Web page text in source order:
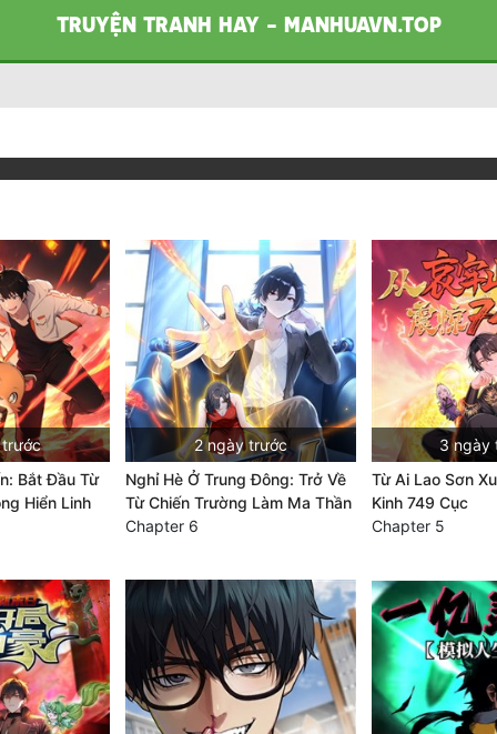
TRUYỆN TRANH HAY - MANHUAVN.TOP
Bắt Đầu Từ
Hiển Linh
2 ngày trước
Nghỉ Hè Ở Trung Đông: Trở Về
Từ Chiến Trường Làm Ma Thần
Chapter 6
3 ngày
Từ Ai Lao Sơn
Kinh 749 Cục
Chapter 5